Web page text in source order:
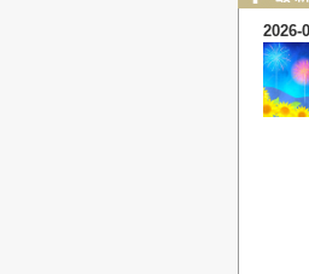
2026-